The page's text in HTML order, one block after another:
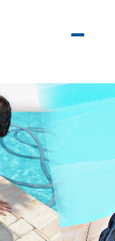
–